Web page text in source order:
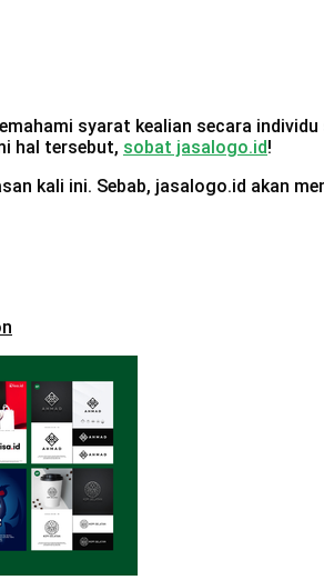
syarat kealian secara
hal tersebut, sobat jasalogo.id!
kali ini. Sebab, jasalogo.id akan